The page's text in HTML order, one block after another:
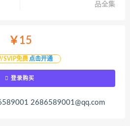
品全集
￥15
SVIP免费 点击开通
登录购买
2686589001@qq.com